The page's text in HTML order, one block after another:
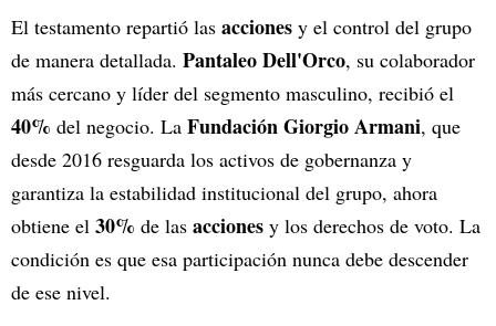
El testamento repartió las acciones y el control del grupo
de manera detallada. Pantaleo Dell'Orco, su colaborador
más cercano y líder del segmento masculino, recibió el
40% del negocio. La Fundación Giorgio Armani, que
desde 2016 resguarda los activos de gobernanza y
garantiza la estabilidad institucional del grupo, ahora
obtiene el 30% de las acciones y los derechos de voto. La
condición es que esa participación nunca debe descender
de ese nivel.